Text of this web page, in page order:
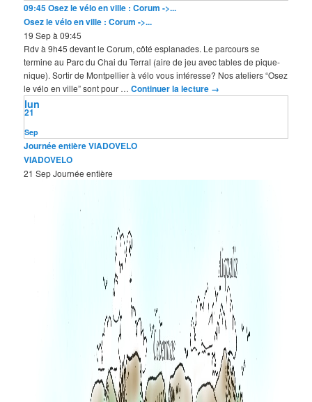
09:45Osez le vélo en ville : Corum ->...
Osez le vélo en ville : Corum ->...
19 Sep à 09:45
Rdv à 9h45 devant le Corum, côté esplanades. Le parcours se
termine au Parc du Chai du Terral (aire de jeu avec tables de pique-
nique). Sortir de Montpellier à vélo vous intéresse? Nos ateliers “Osez
le vélo en ville” sont pour …Continuer la lecture →
Sep
21
lun
Journée entièreVIADOVELO
VIADOVELO
21 SepJournée entière